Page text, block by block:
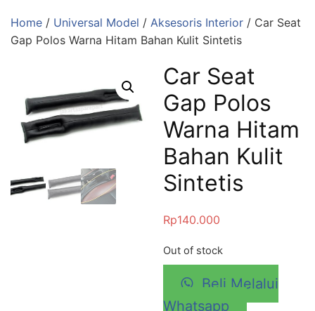
Home / Universal Model / Aksesoris Interior / Car Seat
Gap Polos Warna Hitam Bahan Kulit Sintetis
Car Seat
Gap Polos
Warna Hitam
Bahan Kulit
Sintetis
Rp140.000
Out of stock
Beli Melalui
Whatsapp